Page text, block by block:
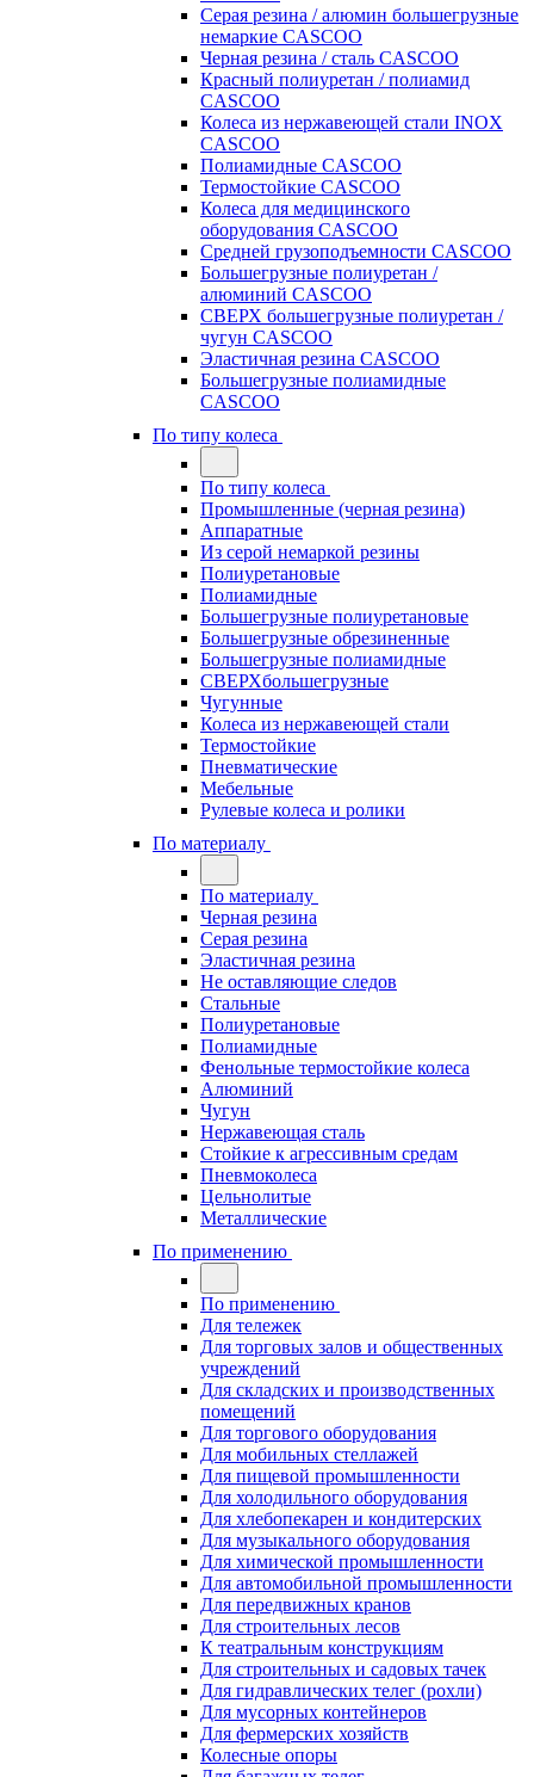
Серая резина / алюмин большегрузные
немаркие CASCOO
Черная резина / сталь CASCOO
Красный полиуретан / полиамид
CASCOO
Колеса из нержавеющей стали INOX
CASCOO
Полиамидные CASCOO
Термостойкие CASCOO
Колеса для медицинского
оборудования CASCOO
Средней грузоподъемности CASCOO
Большегрузные полиуретан /
алюминий CASCOO
СВЕРХ большегрузные полиуретан /
чугун CASCOO
Эластичная резина CASCOO
Большегрузные полиамидные
CASCOO
По типу колеса
По типу колеса
Промышленные (черная резина)
Аппаратные
Из серой немаркой резины
Полиуретановые
Полиамидные
Большегрузные полиуретановые
Большегрузные обрезиненные
Большегрузные полиамидные
СВЕРХбольшегрузные
Чугунные
Колеса из нержавеющей стали
Термостойкие
Пневматические
Мебельные
Рулевые колеса и ролики
По материалу
По материалу
Черная резина
Серая резина
Эластичная резина
Не оставляющие следов
Стальные
Полиуретановые
Полиамидные
Фенольные термостойкие колеса
Алюминий
Чугун
Нержавеющая сталь
Стойкие к агрессивным средам
Пневмоколеса
Цельнолитые
Металлические
По применению
По применению
Для тележек
Для торговых залов и общественных
учреждений
Для складских и производственных
помещений
Для торгового оборудования
Для мобильных стеллажей
Для пищевой промышленности
Для холодильного оборудования
Для хлебопекарен и кондитерских
Для музыкального оборудования
Для химической промышленности
Для автомобильной промышленности
Для передвижных кранов
Для строительных лесов
К театральным конструкциям
Для строительных и садовых тачек
Для гидравлических телег (рохли)
Для мусорных контейнеров
Для фермерских хозяйств
Колесные опоры